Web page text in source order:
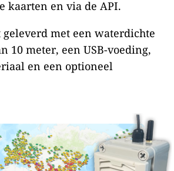
kaarten en via de API.
met een waterdichte
10 meter, een USB-voeding,
en een optioneel